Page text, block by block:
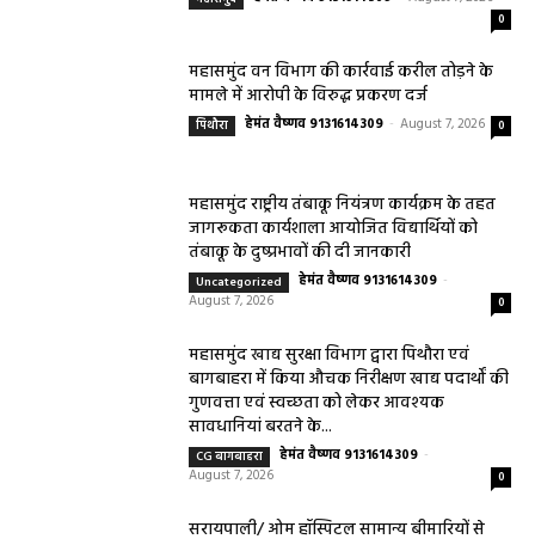
0
महासमुंद वन विभाग की कार्रवाई करील तोड़ने के
मामले में आरोपी के विरुद्ध प्रकरण दर्ज
पिथौरा हेमंत वैष्णव 9131614309 - August 7, 2026 0
महासमुंद राष्ट्रीय तंबाकू नियंत्रण कार्यक्रम के तहत
जागरूकता कार्यशाला आयोजित विद्यार्थियों को
तंबाकू के दुष्प्रभावों की दी जानकारी
Uncategorized हेमंत वैष्णव 9131614309 -
August 7, 2026
0
महासमुंद खाद्य सुरक्षा विभाग द्वारा पिथौरा एवं
बागबाहरा में किया औचक निरीक्षण खाद्य पदार्थों की
गुणवत्ता एवं स्वच्छता को लेकर आवश्यक
सावधानियां बरतने के...
CG बागबाहरा हेमंत वैष्णव 9131614309 -
August 7, 2026
0
सरायपाली/ ओम हॉस्पिटल सामान्य बीमारियों से